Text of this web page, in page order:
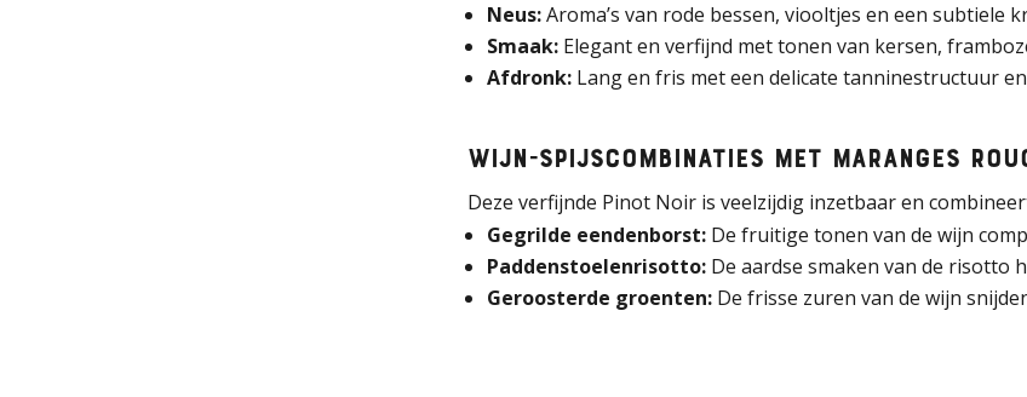
Neus:Aroma’s van rode bessen, viooltjes en een subtiele
Smaak: Elegant en verfijnd met tonen van kersen,
Afdronk: Lang en fris met een delicate tanninestructuur
Wijn-spijscombinaties met Maranges
Deze verfijnde Pinot Noir is veelzijdig inzetbaar en
Gegrilde eendenborst: De fruitige tonen van de wijn
Paddenstoelenrisotto: De aardse smaken van de risotto
Geroosterde groenten: De frisse zuren van de wijn